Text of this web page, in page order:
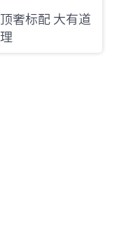
顶奢标配 大有道
理